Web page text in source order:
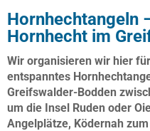
Hornhechtangeln
Hornhecht im
Wir organisieren wir hier
entspanntes
Greifswalder-Bodden
um die Insel Ruden oder
Angelplätze, Ködernah